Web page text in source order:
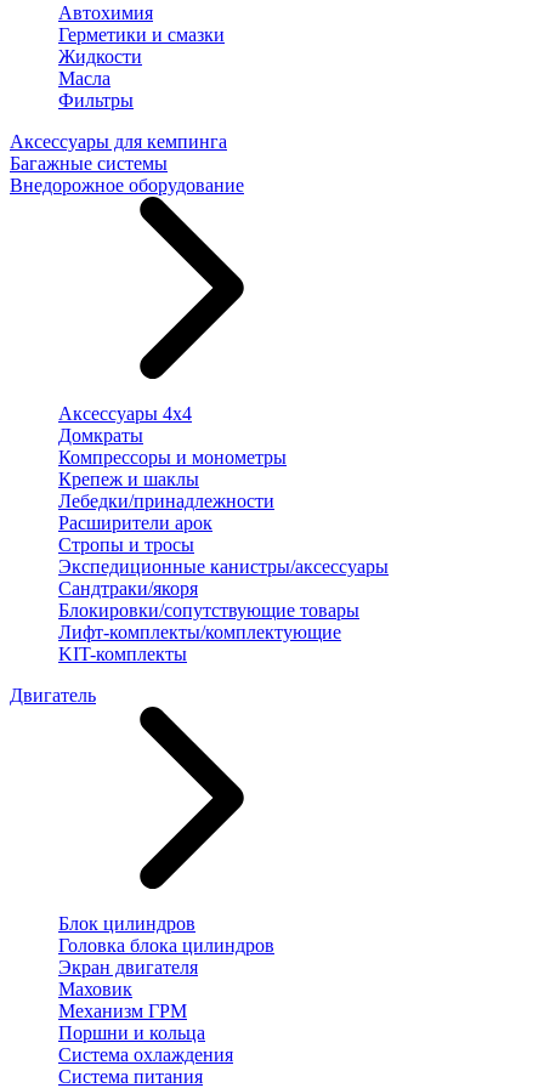
Автохимия
Герметики и смазки
Жидкости
Масла
Фильтры
Аксессуары для кемпинга
Багажные системы
Внедорожное оборудование
Аксессуары 4х4
Домкраты
Компрессоры и монометры
Крепеж и шаклы
Лебедки/принадлежности
Расширители арок
Стропы и тросы
Экспедиционные канистры/аксессуары
Сандтраки/якоря
Блокировки/сопутствующие товары
Лифт-комплекты/комплектующие
KIT-комплекты
Двигатель
Блок цилиндров
Головка блока цилиндров
Экран двигателя
Маховик
Механизм ГРМ
Поршни и кольца
Система охлаждения
Система питания